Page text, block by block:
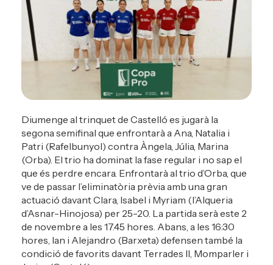
Diumenge al trinquet de Castelló es jugarà la
segona semifinal que enfrontarà a Ana, Natalia i
Patri (Rafelbunyol) contra Àngela, Júlia, Marina
(Orba). El trio ha dominat la fase regular i no sap el
que és perdre encara. Enfrontarà al trio d’Orba, que
ve de passar l’eliminatòria prèvia amb una gran
actuació davant Clara, Isabel i Myriam (l’Alqueria
d’Asnar-Hinojosa) per 25-20. La partida serà este 2
de novembre a les 17.45 hores. Abans, a les 16:30
hores, Ian i Alejandro (Barxeta) defensen també la
condició de favorits davant Terrades II, Momparler i